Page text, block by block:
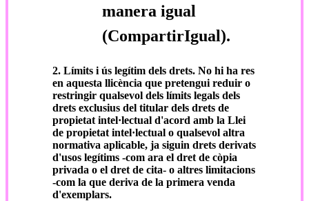
manera igual
(CompartirIgual).
2. Límits i ús legítim dels drets. No hi ha res
en aquesta llicència que pretengui reduir o
restringir qualsevol dels límits legals dels
drets exclusius del titular dels drets de
propietat intel·lectual d'acord amb la Llei
de propietat intel·lectual o qualsevol altra
normativa aplicable, ja siguin drets derivats
d'usos legítims -com ara el dret de còpia
privada o el dret de cita- o altres limitacions
-com la que deriva de la primera venda
d'exemplars.